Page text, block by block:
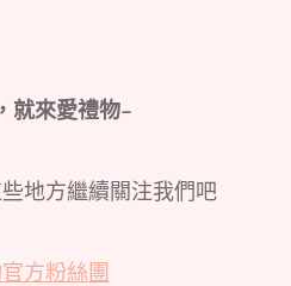
就來愛禮物–
地方繼續關注我們吧
方粉絲團